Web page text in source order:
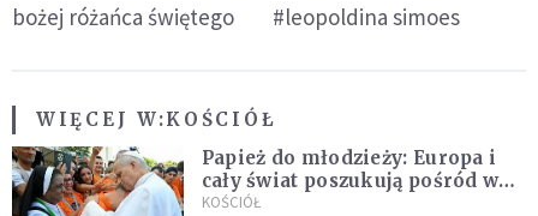
bożej różańca świętego
#leopoldina simoes
WIĘCEJ W:KOŚCIÓŁ
Papież do młodzieży: Europa i
cały świat poszukują pośród was
nowych świętych
KOŚCIÓŁ